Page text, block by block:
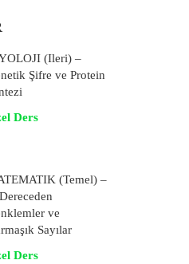
(İleri) –
Şifre ve Protein
Ders
(Temel) –
ve
Sayılar
Ders